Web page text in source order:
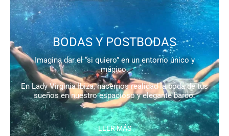
BODAS Y POSTBODAS
Imagina dar el “si quiero” en un entorno único y
mágico.
En Lady Virginia Ibiza, hacemos realidad la boda de tus
sueños en nuestro espacioso y elegante barco.
LEER MÁS